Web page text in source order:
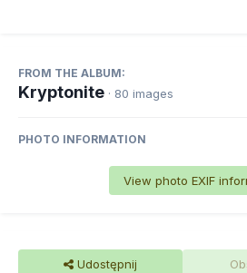
FROM THE ALBUM:
Kryptonite · 80 images
PHOTO INFORMATION
View photo EXIF
Udostępnij